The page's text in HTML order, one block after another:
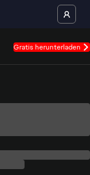
Gratis herunterladen